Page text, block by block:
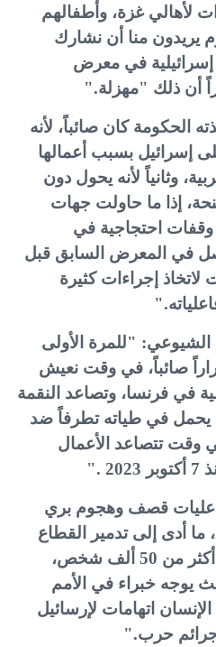
لأهالي غزة، وأطفالهم
يريدون منا أن نشارك
في معرض
أن ذلك "مهزلة".
الحكومة كان صائباً، لأنه
إسرائيل بسبب أعمالها
وثانياً لأنه يحول دون
إذا ما حاولت جهات
وقفات احتجاجية في
في المعرض السابق قبل
إجراءات كثيرة
".
"للمرة الأولى
صائباً، في وقت نعيش
في فرنسا، وتصاعد النقمة
يحمل في طياته تطرفاً ضد
وقت تتصاعد الأعمال
".
عليات قصف وهجوم بري
على غزة منذ أكتوبر 2023، ما أدى إلى تدمير القطاع
الفلسطيني، وأودى بحياة أكثر من 50 ألف شخص،
يوجه خبراء في الأمم
اتهامات لإرسائيل
حرب".